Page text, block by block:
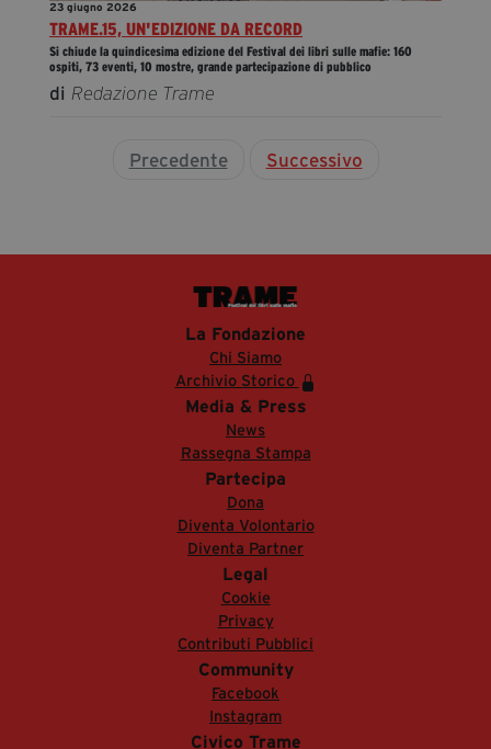
23 giugno 2026
TRAME.15, UN'EDIZIONE DA RECORD
Si chiude la quindicesima edizione del Festival dei libri sulle mafie: 160
ospiti, 73 eventi, 10 mostre, grande partecipazione di pubblico
di Redazione Trame
Precedente Successivo
La Fondazione
Chi Siamo
Archivio Storico
Media & Press
News
Rassegna Stampa
Partecipa
Dona
Diventa Volontario
Diventa Partner
Legal
Cookie
Privacy
Contributi Pubblici
Community
Facebook
Instagram
Civico Trame